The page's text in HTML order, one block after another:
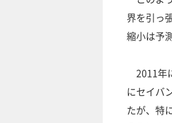
界を引っ
縮小は予
2011年
にセイバ
たが、特